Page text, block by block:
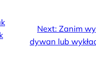
Next: Zanim
dywan lub